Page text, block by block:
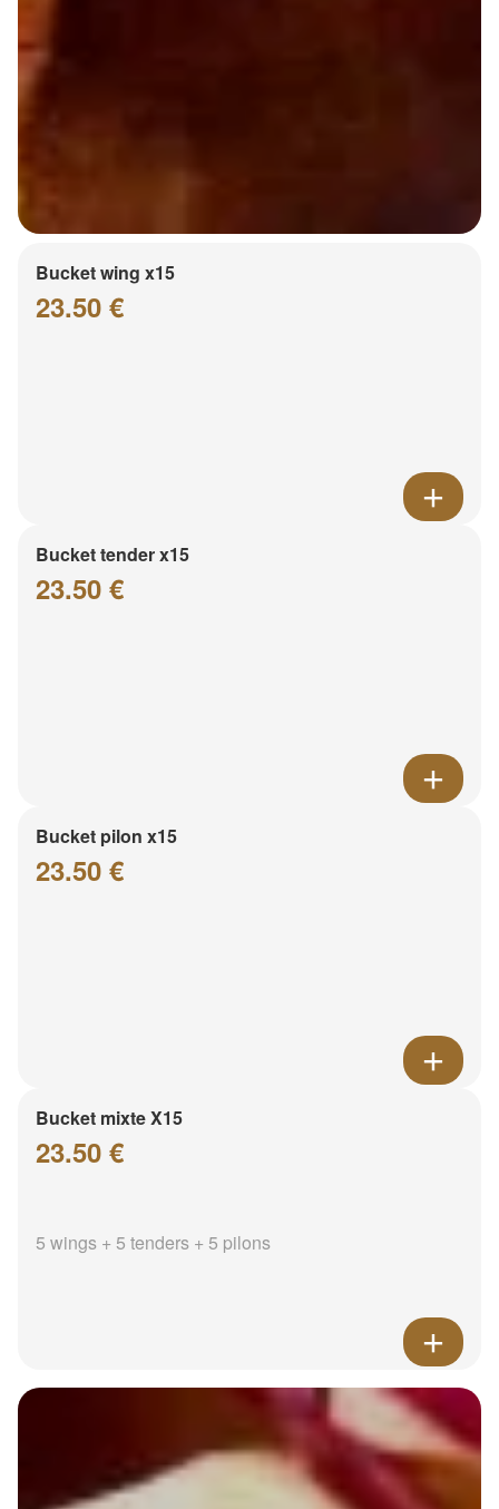
Bucket wing x15
23.50 €
Bucket tender x15
23.50 €
Bucket pilon x15
23.50 €
Bucket mixte X15
23.50 €
5 wings + 5 tenders + 5 pilons